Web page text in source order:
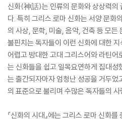
신화(神話)는 인류의 문화와 상상력의
다. 특히 그리스 로마 신화는 서양 문
의 사상, 문학, 미술, 음악, 건축 등 모든
불핀치는 독자들이 이런 신화에 대한
어렵고 방대한 고대 그리스어와 라틴
는 신화들을 쉽고 일목요연하게 집대성
는 출간되자마자 엄청난 성공을 거두었
의 표준으로 불리며 수많은 독자들의 사
『신화의 시대』에는 그리스 로마 신화